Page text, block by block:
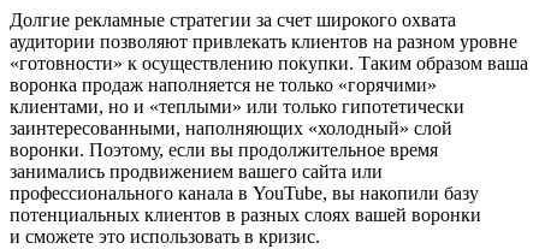
Долгие рекламные стратегии за счет широкого охвата
аудитории позволяют привлекать клиентов на разном уровне
«готовности» к осуществлению покупки. Таким образом ваша
воронка продаж наполняется не только «горячими»
клиентами, но и «теплыми» или только гипотетически
заинтересованными, наполняющих «холодный» слой
воронки. Поэтому, если вы продолжительное время
занимались продвижением вашего сайта или
профессионального канала в YouTube, вы накопили базу
потенциальных клиентов в разных слоях вашей воронки
и сможете это использовать в кризис.